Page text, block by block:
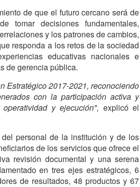
de que el futuro cercano será de
tomar decisiones fundamentales,
y los patrones de cambios,
responda a los retos de la sociedad
educativas nacionales e
de gerencia pública.
Estratégico 2017-2021, reconociendo
con la participación activa y
y ejecución", explicó el
personal de la institución y de los
de los servicios que ofrece el
revisión documental y una serena
en tres ejes estratégicos, 6
de resultados, 48 productos y 67